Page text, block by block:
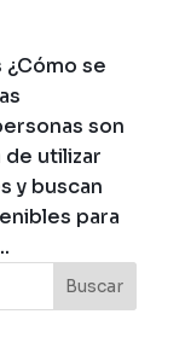
se
son
utilizar
y buscan
para
Buscar